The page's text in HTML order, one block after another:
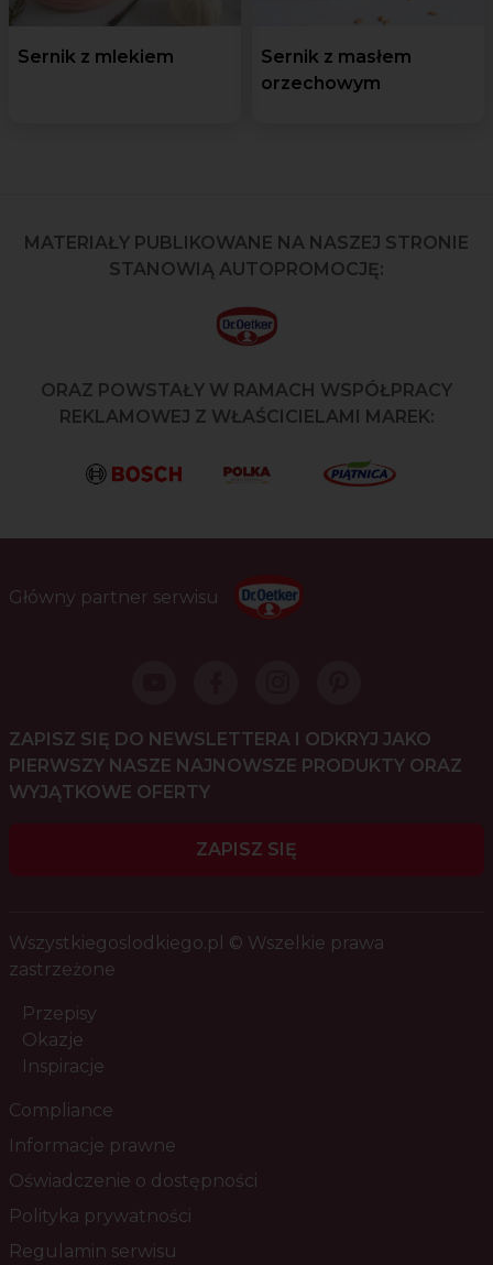
Sernik z mlekiem
Sernik z masłem
orzechowym
MATERIAŁY PUBLIKOWANE NA NASZEJ STRONIE
STANOWIĄ AUTOPROMOCJĘ:
ORAZ POWSTAŁY W RAMACH WSPÓŁPRACY
REKLAMOWEJ Z WŁAŚCICIELAMI MAREK:
Główny partner serwisu
ZAPISZ SIĘ DO NEWSLETTERA I ODKRYJ JAKO
PIERWSZY NASZE NAJNOWSZE PRODUKTY ORAZ
WYJĄTKOWE OFERTY
ZAPISZ SIĘ
Wszystkiegoslodkiego.pl © Wszelkie prawa
zastrzeżone
Przepisy
Okazje
Inspiracje
Compliance
Informacje prawne
Oświadczenie o dostępności
Polityka prywatności
Regulamin serwisu